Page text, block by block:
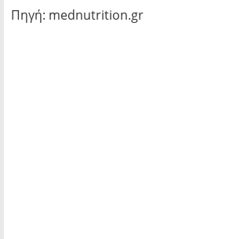
Πηγή: mednutrition.gr